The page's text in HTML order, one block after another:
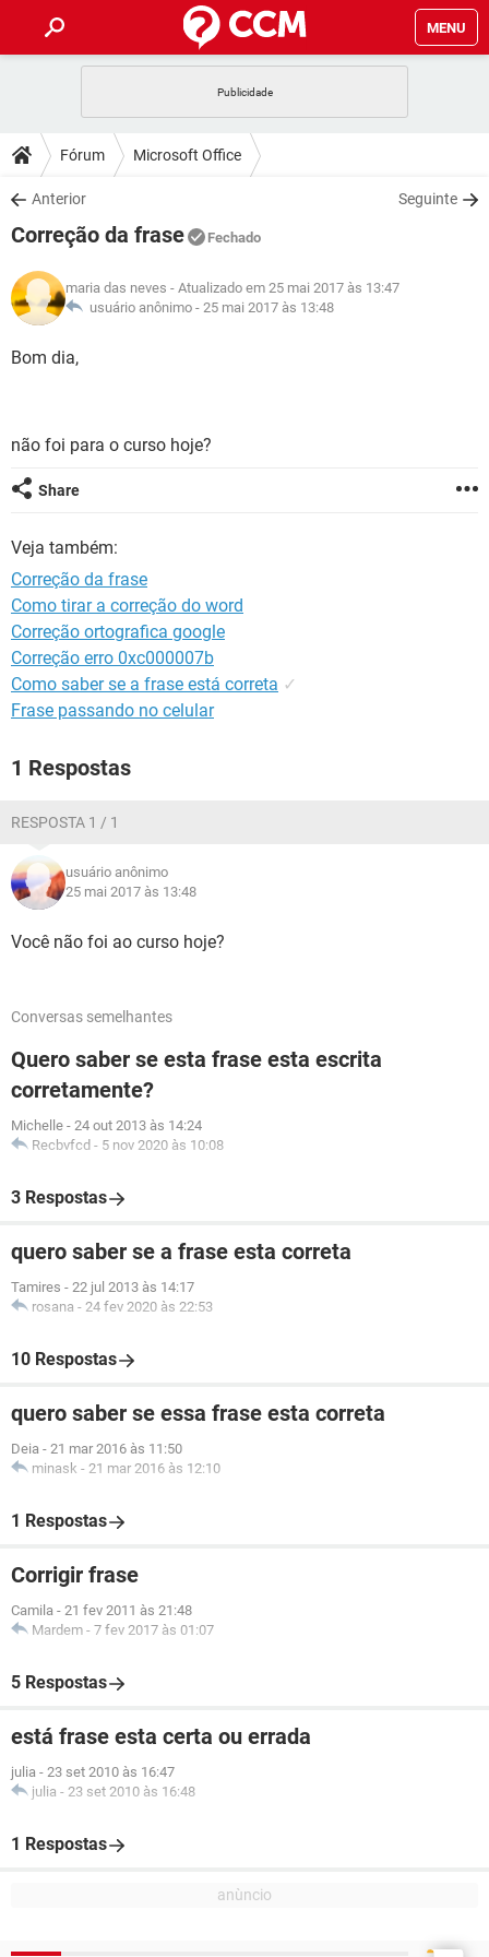
MENU
CELULAR
OUTLOOK
INSTAGRAM
GUIA DE COMPRAS
DICAS
JOGOS
INSTAGRAM GMAIL
GUIA DE COMPRAS
DOWNLOADS
JOGOS
CELULAR
OUTLOOK EXCEL
INSTAGRAM
JOGOS WHATSAPP
CELULAR
OUTLOOK
GUIA DE COMPRAS
GLOSSÁRIO
JOGOS
INSTAGRAM
GUIA DE COMPRAS
Fórum Microsoft Office
Anterior Seguinte
Correção da frase Fechado
maria das neves - Atualizado em 25 mai 2017 às 13:47
usuário anônimo - 25 mai 2017 às 13:48
Bom dia,
não foi para o curso hoje?
Share
Veja também:
Correção da frase
Como tirar a correção do word
Correção ortografica google
Correção erro 0xc000007b
Como saber se a frase está correta ✓
Frase passando no celular
1 Respostas
RESPOSTA 1 / 1
usuário anônimo
25 mai 2017 às 13:48
Você não foi ao curso hoje?
Conversas semelhantes
Quero saber se esta frase esta escrita
corretamente?
Michelle - 24 out 2013 às 14:24
Recbvfcd - 5 nov 2020 às 10:08
3 Respostas
quero saber se a frase esta correta
Tamires - 22 jul 2013 às 14:17
rosana - 24 fev 2020 às 22:53
10 Respostas
quero saber se essa frase esta correta
Deia - 21 mar 2016 às 11:50
minask - 21 mar 2016 às 12:10
1 Respostas
Corrigir frase
Camila - 21 fev 2011 às 21:48
Mardem - 7 fev 2017 às 01:07
5 Respostas
está frase esta certa ou errada
julia - 23 set 2010 às 16:47
julia - 23 set 2010 às 16:48
1 Respostas